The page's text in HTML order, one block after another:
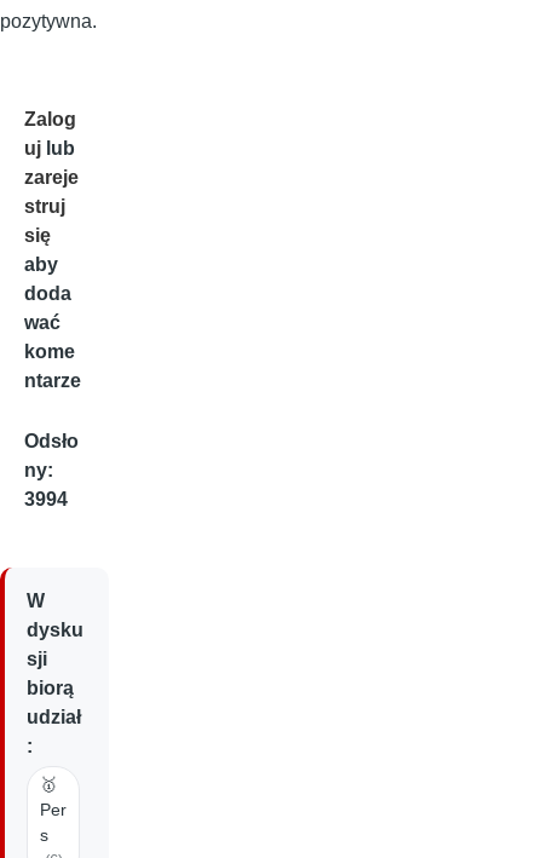
pozytywna.
Zalog
uj lub
zareje
struj
się
aby
doda
wać
kome
ntarze
Odsło
ny:
3994
W
dysku
sji
biorą
udział
:
🥇
Per
s